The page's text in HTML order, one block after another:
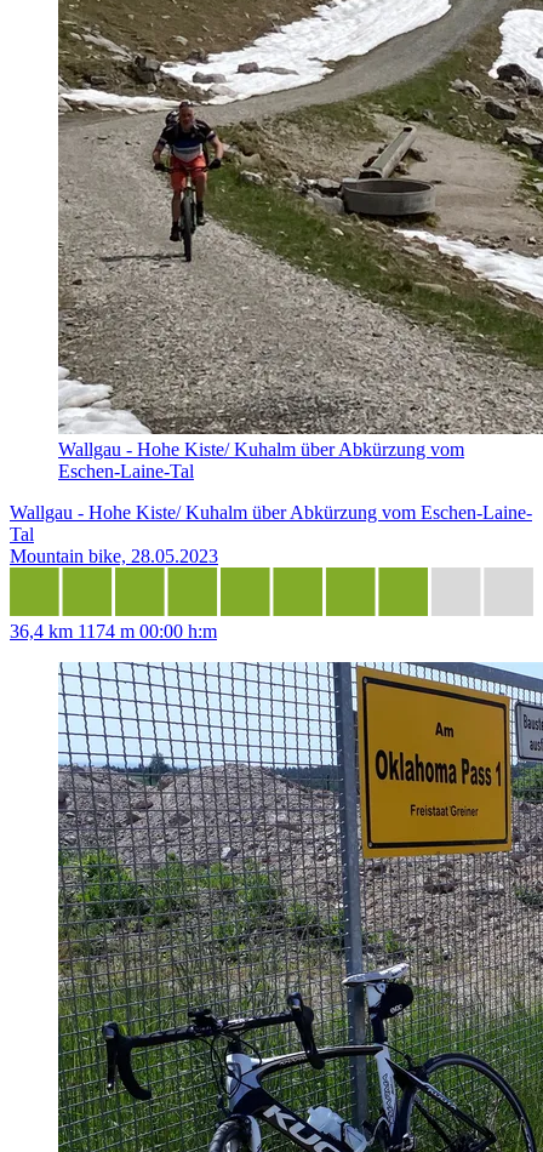
Wallgau - Hohe Kiste/ Kuhalm über Abkürzung vom
Eschen-Laine-Tal
Wallgau - Hohe Kiste/ Kuhalm über Abkürzung vom Eschen-Laine-
Tal
Mountain bike, 28.05.2023
36,4 km 1174 m 00:00 h:m